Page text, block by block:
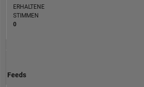
ERHALTENE
STIMMEN
0
Feeds